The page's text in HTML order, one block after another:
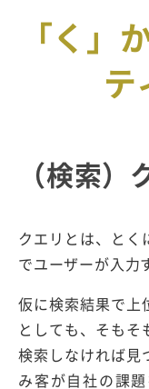
「く」
テ
（検索）
クエリとは、とく
でユーザーが入力
仮に検索結果で上
としても、そも
検索しなければ見
み客が自社の課